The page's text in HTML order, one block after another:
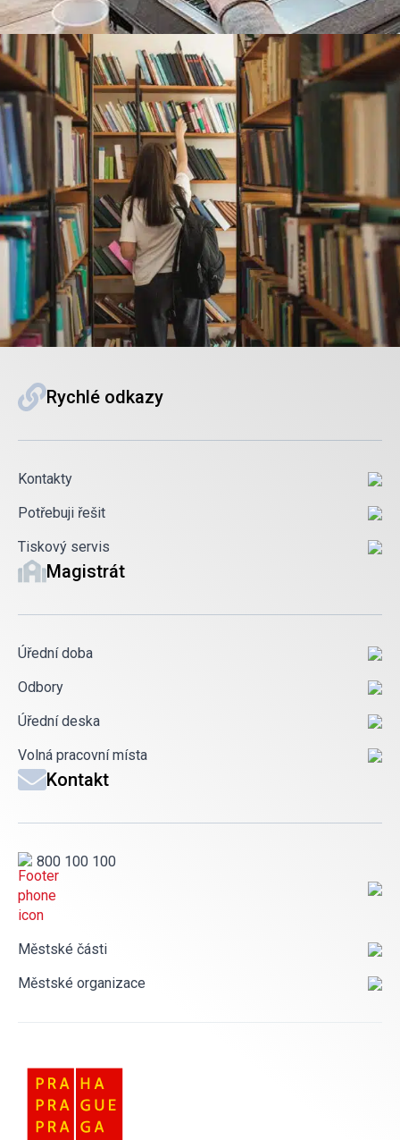
Rychlé odkazy
Kontakty
Potřebuji řešit
Tiskový servis
Magistrát
Úřední doba
Odbory
Úřední deska
Volná pracovní místa
Kontakt
800 100 100
Městské části
Městské organizace